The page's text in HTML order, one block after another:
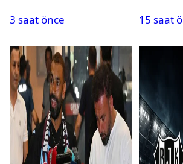
saat kaçta oynanacak?
3 saat önce
Siyah-
15 saat